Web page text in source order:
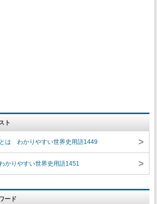
ト
は わかりやすい世界史用語1449 >
かりやすい世界史用語1451 >
ード